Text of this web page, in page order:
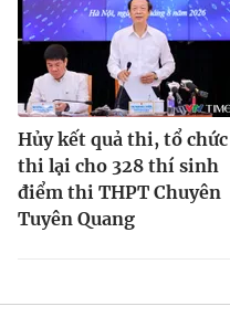
Hủy kết quả thi, tổ chức
thi lại cho 328 thí sinh
điểm thi THPT Chuyên
Tuyên Quang